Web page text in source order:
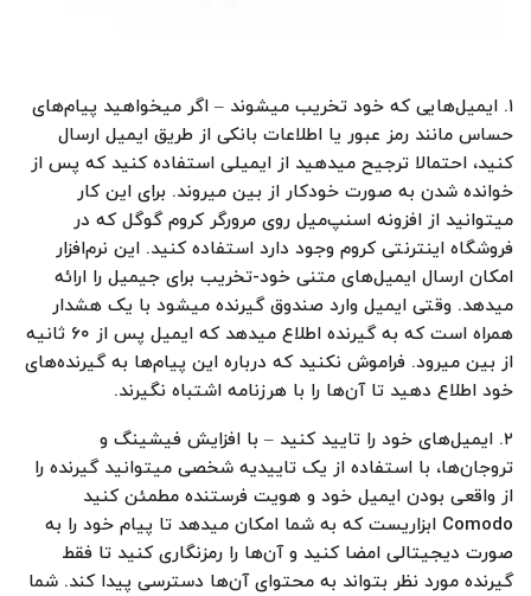
۱. ایمیل‌هایی که خود تخریب میشوند – اگر میخواهید پیام‌های
حساس مانند رمز عبور یا اطلاعات بانکی از طریق ایمیل ارسال
کنید، احتمالا ترجیح میدهید از ایمیلی استفاده کنید که پس از
خوانده شدن به صورت خودکار از بین میروند. برای این کار
میتوانید از افزونه اسنپ‌میل روی مرورگر کروم گوگل که در
فروشگاه اینترنتی کروم وجود دارد استفاده کنید. این نرم‌افزار
امکان ارسال ایمیل‌های متنی خود-تخریب برای جیمیل را ارائه
میدهد. وقتی ایمیل وارد صندوق گیرنده میشود با یک هشدار
همراه است که به گیرنده اطلاع میدهد که ایمیل پس از ۶۰ ثانیه
از بین میرود. فراموش نکنید که درباره این پیام‌ها به گیرنده‌های
خود اطلاع دهید تا آن‌ها را با هرزنامه اشتباه نگیرند.
۲. ایمیل‌های خود را تایید کنید – با افزایش فیشینگ و
تروجان‌ها، با استفاده از یک تاییدیه شخصی میتوانید گیرنده را
از واقعی بودن ایمیل خود و هویت فرستنده مطمئن کنید
Comodo ابزاریست که به شما امکان میدهد تا پیام خود را به
صورت دیجیتالی امضا کنید و آن‌ها را رمزنگاری کنید تا فقط
گیرنده مورد نظر بتواند به محتوای آن‌ها دسترسی پیدا کند. شما